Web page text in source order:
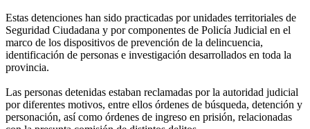
Estas detenciones han sido practicadas por unidades territoriales de
Seguridad Ciudadana y por componentes de Policía Judicial en el
marco de los dispositivos de prevención de la delincuencia,
identificación de personas e investigación desarrollados en toda la
provincia.
Las personas detenidas estaban reclamadas por la autoridad judicial
por diferentes motivos, entre ellos órdenes de búsqueda, detención y
personación, así como órdenes de ingreso en prisión, relacionadas